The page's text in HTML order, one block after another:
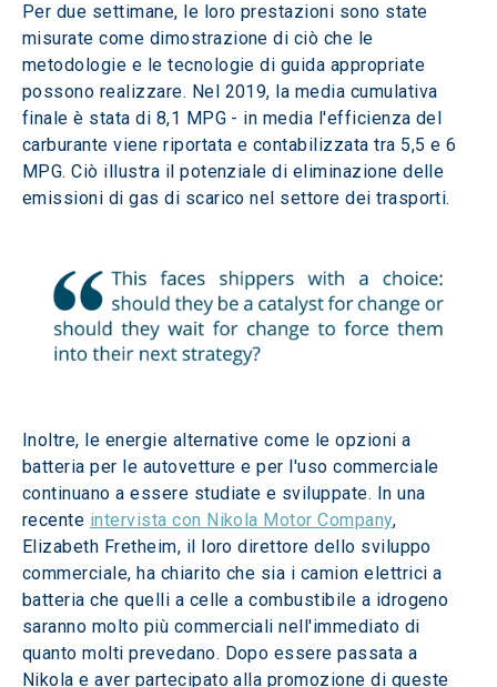
Per due settimane, le loro prestazioni sono state
misurate come dimostrazione di ciò che le
metodologie e le tecnologie di guida appropriate
possono realizzare. Nel 2019, la media cumulativa
finale è stata di 8,1 MPG - in media l'efficienza del
carburante viene riportata e contabilizzata tra 5,5 e 6
MPG. Ciò illustra il potenziale di eliminazione delle
emissioni di gas di scarico nel settore dei trasporti.
Inoltre, le energie alternative come le opzioni a
batteria per le autovetture e per l'uso commerciale
continuano a essere studiate e sviluppate. In una
recente intervista con Nikola Motor Company,
Elizabeth Fretheim, il loro direttore dello sviluppo
commerciale, ha chiarito che sia i camion elettrici a
batteria che quelli a celle a combustibile a idrogeno
saranno molto più commerciali nell'immediato di
quanto molti prevedano. Dopo essere passata a
Nikola e aver partecipato alla promozione di queste